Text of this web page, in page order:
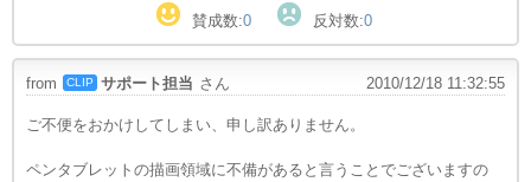
賛成数:0 反対数:0
from CLIP サポート担当 さん 2010/12/18 11:32:55
ご不便をおかけしてしまい、申し訳ありません。
ペンタブレットの描画領域に不備があると言うことでございますの